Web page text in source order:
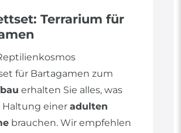
Terrarium für
für Bartagamen zum
erhalten Sie alles, was
Haltung einer adulten
brauchen. Wir empfehlen